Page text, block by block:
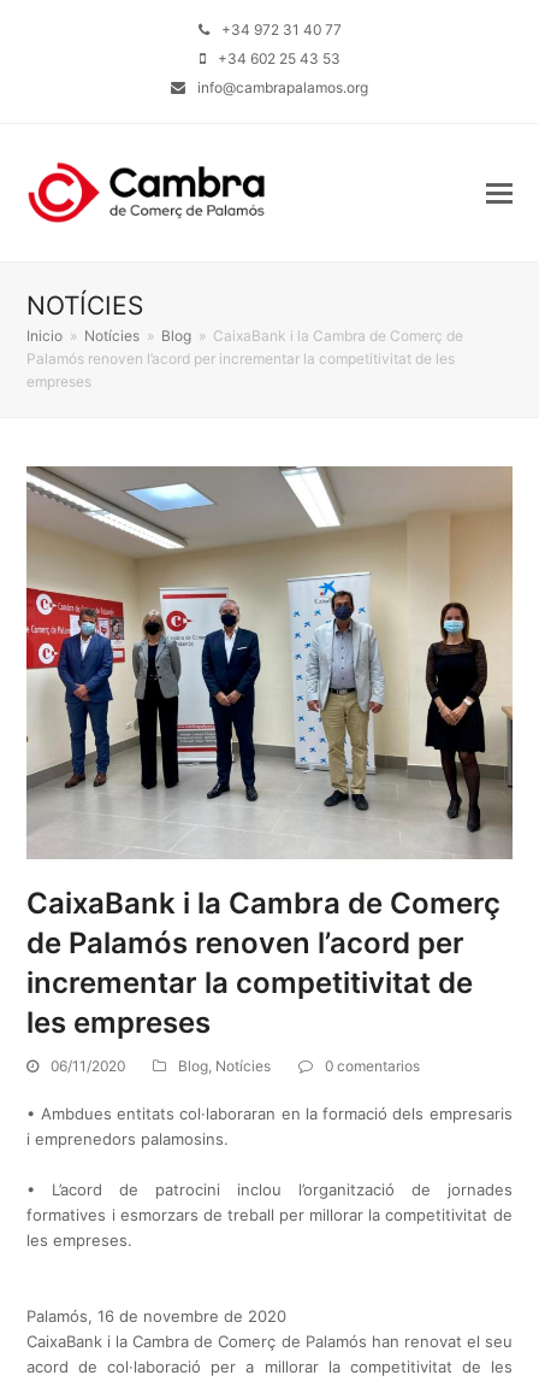
+34 972 31 40 77
+34 602 25 43 53
info@cambrapalamos.org
NOTÍCIES
Inicio » Notícies » Blog » CaixaBank i la Cambra de Comerç de
Palamós renoven l’acord per incrementar la competitivitat de les
empreses
CaixaBank i la Cambra de Comerç
de Palamós renoven l’acord per
incrementar la competitivitat de
les empreses
06/11/2020 Blog, Notícies 0 comentarios
• Ambdues entitats col·laboraran en la formació dels empresaris
i emprenedors palamosins.
• L’acord de patrocini inclou l’organització de jornades
formatives i esmorzars de treball per millorar la competitivitat de
les empreses.
Palamós, 16 de novembre de 2020
CaixaBank i la Cambra de Comerç de Palamós han renovat el seu
acord de col·laboració per a millorar la competitivitat de les